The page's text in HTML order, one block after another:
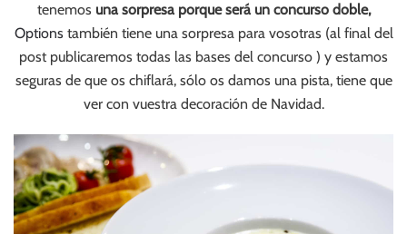
tenemos una sorpresa porque será un concurso doble,
Options también tiene una sorpresa para vosotras (al final del
post publicaremos todas las bases del concurso ) y estamos
seguras de que os chiflará, sólo os damos una pista, tiene que
ver con vuestra decoración de Navidad.